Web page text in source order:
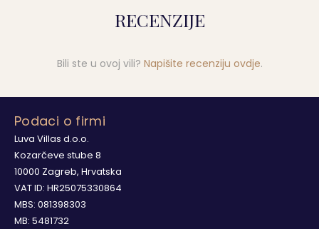
RECENZIJE
Bili ste u ovoj vili? Napišite recenziju ovdje.
Podaci o firmi
Luva Villas d.o.o.
Kozarčeve stube 8
10000 Zagreb, Hrvatska
VAT ID: HR25075330864
MBS: 081398303
MB: 5481732